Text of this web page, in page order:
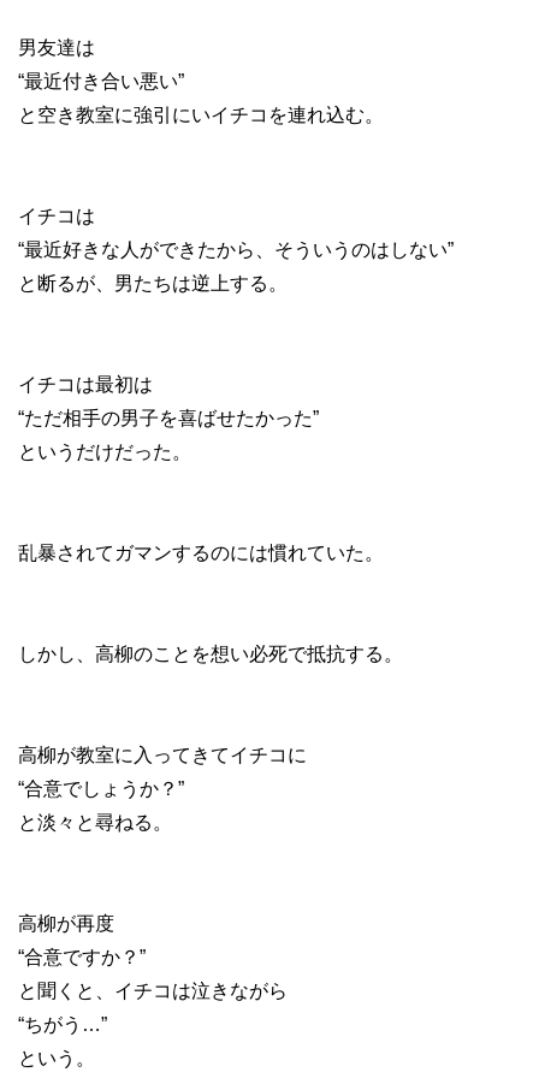
男友達は
“最近付き合い悪い”
と空き教室に強引にいイチコを連れ込む。
イチコは
“最近好きな人ができたから、そういうのはしない”
と断るが、男たちは逆上する。
イチコは最初は
“ただ相手の男子を喜ばせたかった”
というだけだった。
乱暴されてガマンするのには慣れていた。
しかし、高柳のことを想い必死で抵抗する。
高柳が教室に入ってきてイチコに
“合意でしょうか？”
と淡々と尋ねる。
高柳が再度
“合意ですか？”
と聞くと、イチコは泣きながら
“ちがう…”
という。